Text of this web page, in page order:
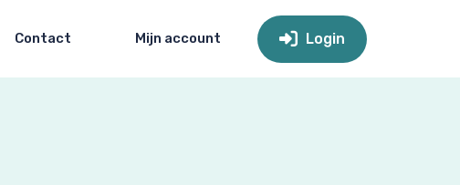
Contact Mijn account Login